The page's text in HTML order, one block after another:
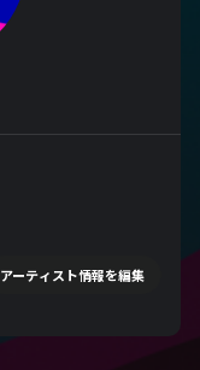
アーティスト情報を編集